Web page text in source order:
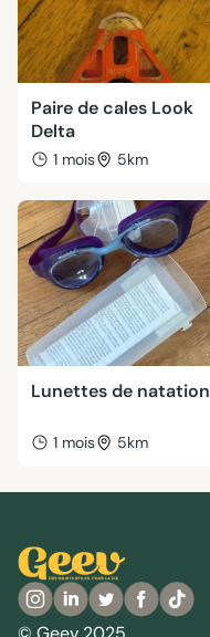
Paire de cales Look
Delta
1 mois 5km
Lunettes de natation
1 mois 5km